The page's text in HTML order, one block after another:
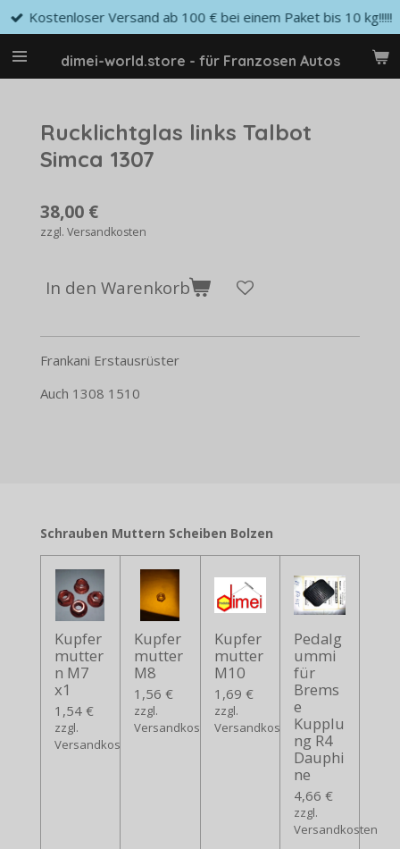
Zum
Hauptinhalt
springendimei-world.store - für Franzosen Autos
Kostenloser Versand ab 100 € bei einem Paket bis 10 kg!!!!!
Rucklichtglas links Talbot
Simca 1307
38,00 €
zzgl. Versandkosten
In den Warenkorb
Frankani Erstausrüster
Auch 1308 1510
Schrauben Muttern Scheiben Bolzen
Kupfer
mutter
n M7
x1
1,54 €
zzgl.
Versandkosten
Kupfer
mutter
M8
1,56 €
zzgl.
Versandkosten
Kupfer
mutter
M10
1,69 €
zzgl.
Versandkosten
Pedalg
ummi
für
Brems
e
Kupplu
ng R4
Dauphi
ne
4,66 €
zzgl.
Versandkosten